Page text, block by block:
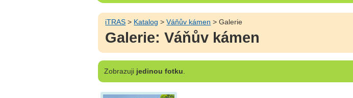
iTRAS > Katalog >Váňův kámen > Galerie
Galerie: Váňův kámen
Zobrazuji jedinou fotku